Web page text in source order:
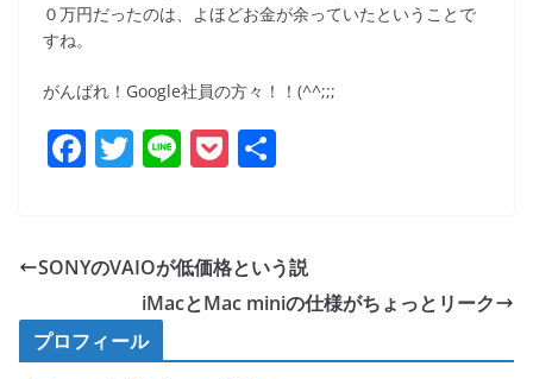
０万円だったのは、よほどお金が余っていたということで
すね。
がんばれ！Google社員の方々！！(^^;;;
F
e
o
T
er
Li P
et
SONYのVAIOが低価格という説
iMacとMac miniの仕様がちょっとリーク
プロフィール